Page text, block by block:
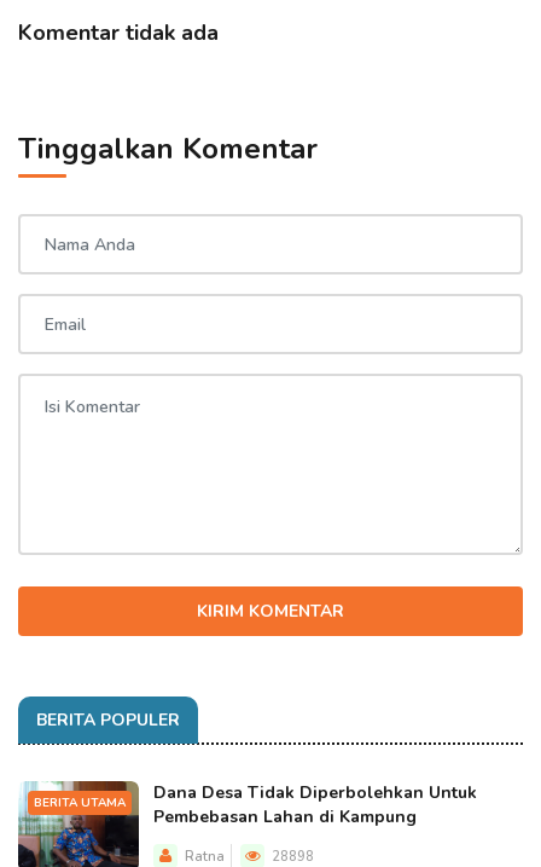
Komentar tidak ada
Tinggalkan Komentar
KIRIM KOMENTAR
BERITA POPULER
BERITA UTAMA
Dana Desa Tidak Diperbolehkan Untuk
Pembebasan Lahan di Kampung
Ratna 28898